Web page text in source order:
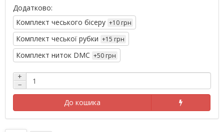
Додатково:
Комплект чеського бісеру +10 грн
Комплект чеської рубки +15 грн
Комплект ниток DMC +50 грн
+
−
До кошика